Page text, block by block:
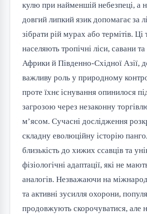
кулю при найменшій небезпеці, а
довгий липкий язик допомагає за
зібрати рій мурах або термітів. Ці
населяють тропічні ліси, савани
Африки й Південно-Східної Азії,
важливу роль у природному
проте їхнє існування опинилося
загрозою через незаконну
м’ясом. Сучасні дослідження
складну еволюційну історію
близькість до хижих ссавців та
фізіологічні адаптації, які не
аналогів. Незважаючи на
та активні зусилля охорони,
продовжують скорочуватися, але